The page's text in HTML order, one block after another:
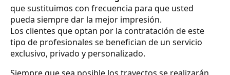
que sustituimos con frecuencia para que usted
pueda siempre dar la mejor impresión.
Los clientes que optan por la contratación de este
tipo de profesionales se benefician de un servicio
exclusivo, privado y personalizado.
Siempre que sea posible los trayectos se realizarán